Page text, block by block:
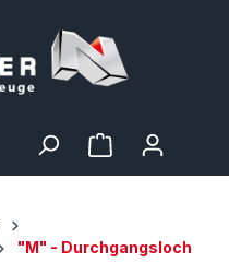
"M" - Durchgangsloch